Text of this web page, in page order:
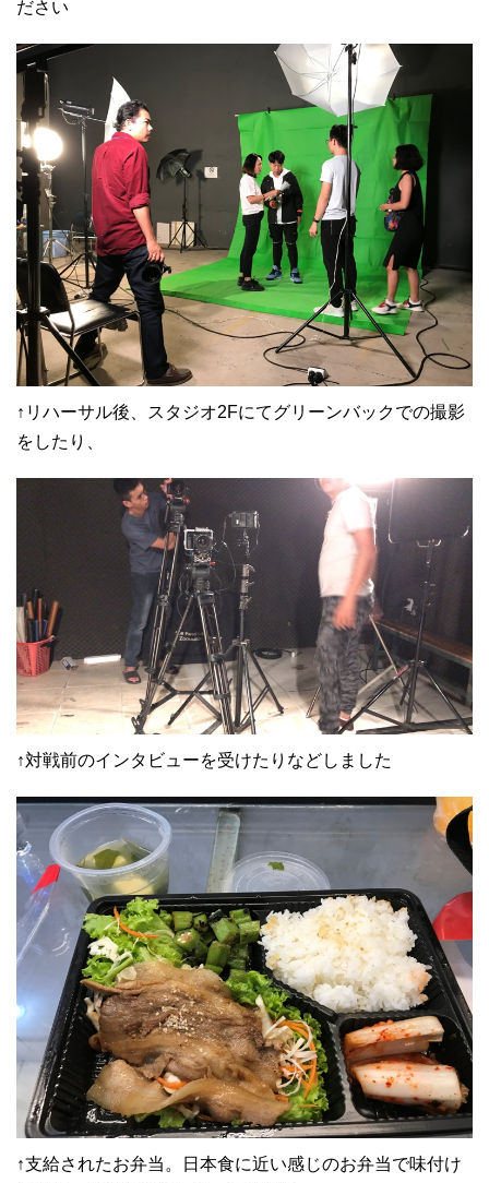
ださい
↑リハーサル後、スタジオ2Fにてグリーンバックでの撮影
をしたり、
↑対戦前のインタビューを受けたりなどしました
↑支給されたお弁当。日本食に近い感じのお弁当で味付け